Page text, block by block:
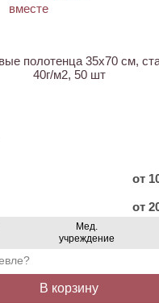
полотенца 35х70 см,
40г/м2, 50 шт
от
от
Мед.
учреждение
В корзину